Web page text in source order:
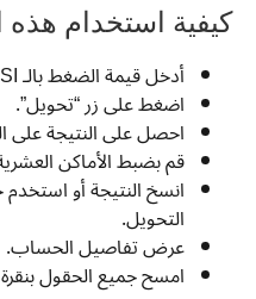
كيفية استخدام هذه
أدخل قيمة الضغط بالـ PSI.
اضغط على زر “تحويل”.
احصل على النتيجة على
قم بضبط الأماكن
انسخ النتيجة أو
التحويل.
عرض تفاصيل الحساب.
امسح جميع الحقول